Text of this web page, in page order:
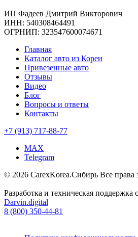
ИП Фадеев Дмитрий Викторович
ИНН: 540308464491
ОГРНИП: 323547600074671
Главная
Каталог авто из Кореи
Привезенные авто
Отзывы
Видео
Блог
Вопросы и ответы
Контакты
+7 (913) 717-88-77
MAX
Telegram
© 2026 CarexKorea.Сибирь Все
Разработка и техническая поддержка
Darvin.digital
8 (800) 350-44-81